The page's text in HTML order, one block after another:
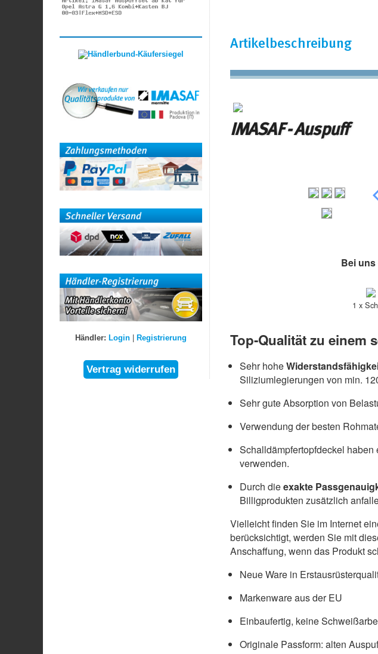
Artikelbeschreibung
IMASAF - Auspuff
Bei
1 x
Top-Qualität zu einem
Sehr hohe
Siliziumlegierungen von min.
Sehr gute Absorption von
Verwendung der besten
Schalldämpfertopfdeckel haben
verwenden.
Durch dieexakte
Billigprodukten zusätzlich
Vielleicht finden Sie im Internet
berücksichtigt, werden Sie mit
Anschaffung, wenn das Produkt
Neue Ware in
Markenware aus der EU
Einbaufertig, keine
Originale Passform: alten
Händler: Login| Registrierung